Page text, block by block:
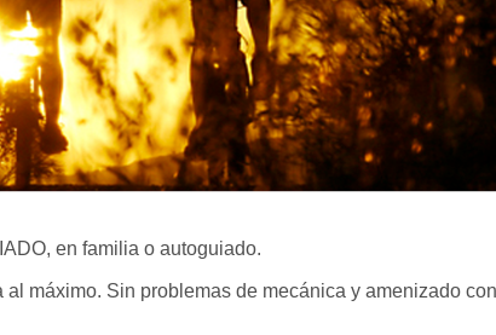
en familia o autoguiado.
máximo. Sin problemas de mecánica y amenizado